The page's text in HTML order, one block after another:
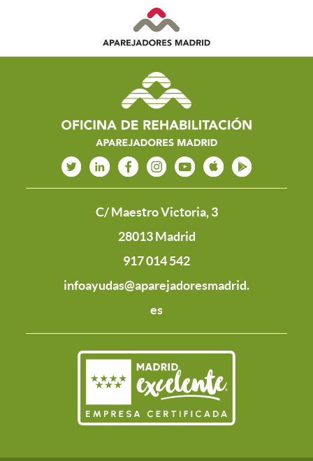
C/ Maestro Victoria, 3
28013 Madrid
917 014 542
infoayudas@aparejadoresmadrid.
es